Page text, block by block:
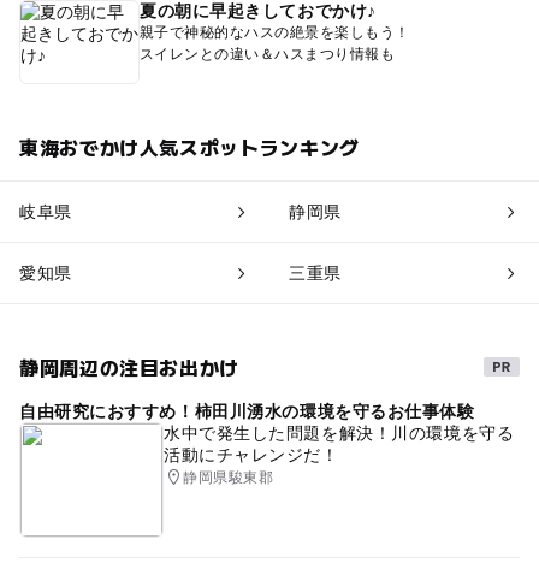
夏の朝に早起きしておでかけ♪
親子で神秘的なハスの絶景を楽しもう！
スイレンとの違い＆ハスまつり情報も
東海おでかけ人気スポットランキング
岐阜県 静岡県
愛知県 三重県
静岡周辺の注目お出かけ
自由研究におすすめ！柿田川湧水の環境を守るお仕事体験
水中で発生した問題を解決！川の環境を守る
活動にチャレンジだ！
静岡県駿東郡